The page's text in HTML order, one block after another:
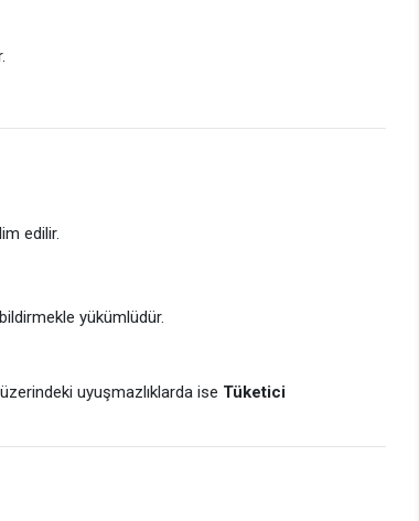
edilir.
yükümlüdür.
uyuşmazlıklarda ise Tüketici